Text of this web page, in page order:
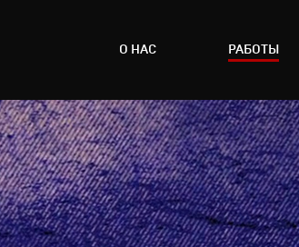
О НАС РАБОТЫ